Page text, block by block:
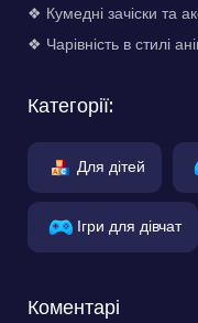
❖ Кумедні зачіски та
❖ Чарівність в стилі
Категорії:
Для дітей
Ігри для дівчат
Коментарі